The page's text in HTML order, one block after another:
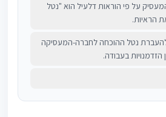
על פי הוראות דלעיל הוא "נטל
הראיות.
נטל ההוכחה לחברה-המעסיקה